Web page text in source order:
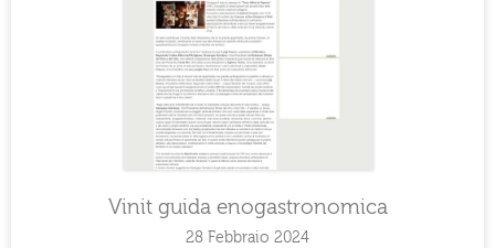
Vinit guida enogastronomica
28 Febbraio 2024